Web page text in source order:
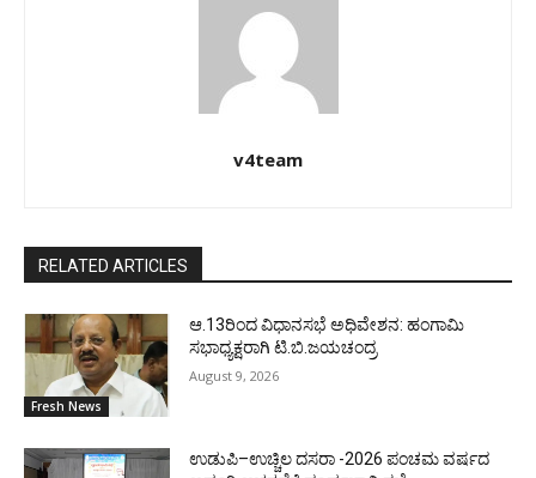
v4team
RELATED ARTICLES
Fresh News
ಆ.13ರಿಂದ ವಿಧಾನಸಭೆ ಅಧಿವೇಶನ: ಹಂಗಾಮಿ
ಸಭಾಧ್ಯಕ್ಷರಾಗಿ ಟಿ.ಬಿ.ಜಯಚಂದ್ರ
August 9, 2026
ಉಡುಪಿ–ಉಚ್ಚಿಲ ದಸರಾ -2026 ಪಂಚಮ ವರ್ಷದ